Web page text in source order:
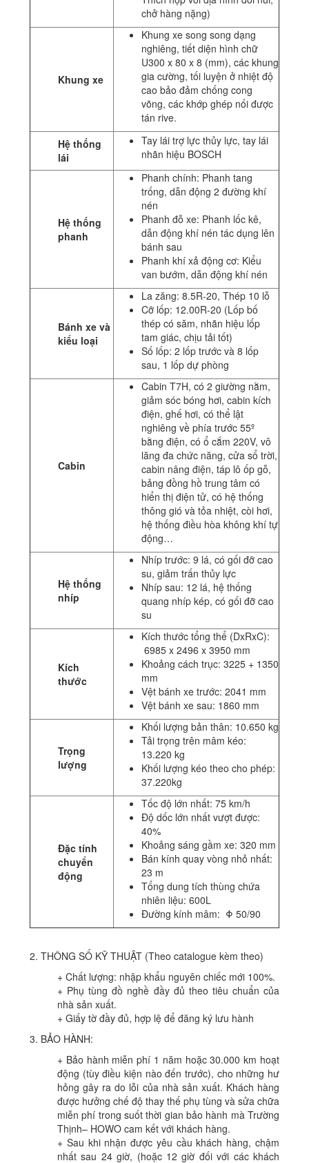
chở hàng nặng)
Khung xe
Khung xe song song dạng
nghiêng, tiết diện hình chữ
U300 x 80 x 8 (mm), các khung
gia cường, tối luyện ở nhiệt độ
cao bảo đảm chống cong
võng, các khớp ghép nối được
tán rive.
Hệ thống
lái
Tay lái trợ lực thủy lực, tay lái
nhãn hiệu BOSCH
Hệ thống
phanh
Phanh chính: Phanh tang
trống, dẫn động 2 đường khí
nén
Phanh đỗ xe: Phanh lốc kê,
dẫn động khí nén tác dụng lên
bánh sau
Phanh khí xả động cơ: Kiểu
van bướm, dẫn động khí nén
Bánh xe và
kiểu loại
La zăng: 8.5R-20, Thép 10 lỗ
Cỡ lốp: 12.00R-20 (Lốp bố
thép có săm, nhãn hiệu lốp
tam giác, chịu tải tốt)
Số lốp: 2 lốp trước và 8 lốp
sau, 1 lốp dự phòng
Cabin
Cabin T7H, có 2 giường nằm,
giảm sóc bóng hơi, cabin kích
điện, ghế hơi, có thể lật
nghiêng về phía trước 55º
bằng điện, có ổ cắm 220V, vô
lăng đa chức năng, cửa sổ trời,
cabin nâng điện, táp lô ốp gỗ,
bảng đồng hồ trung tâm có
hiển thị điện tử, có hệ thống
thông gió và tỏa nhiệt, còi hơi,
hệ thống điều hòa không khí tự
động…
Hệ thống
nhíp
Nhíp trước: 9 lá, có gối đỡ cao
su, giảm trấn thủy lực
Nhíp sau: 12 lá, hệ thống
quang nhíp kép, có gối đỡ cao
su
Kích
thước
Kích thước tổng thể (DxRxC):
6985 x 2496 x 3950 mm
Khoảng cách trục: 3225 + 1350
mm
Vệt bánh xe trước: 2041 mm
Vệt bánh xe sau: 1860 mm
Trọng
lượng
Khối lượng bản thân: 10.650 kg
Tải trọng trên mâm kéo:
13.220 kg
Khối lượng kéo theo cho phép:
37.220kg
Đặc tính
chuyển
động
Tốc độ lớn nhất: 75 km/h
Độ dốc lớn nhất vượt được:
40%
Khoảng sáng gầm xe: 320 mm
Bán kính quay vòng nhỏ nhất:
23 m
Tổng dung tích thùng chứa
nhiên liệu: 600L
Đường kính mâm: Φ 50/90
2. THÔNG SỐ KỸ THUẬT (Theo catalogue kèm theo)
+ Chất lượng: nhập khẩu nguyên chiếc mới 100%.
+ Phụ tùng đồ nghề đầy đủ theo tiêu chuẩn của
nhà sản xuất.
+ Giấy tờ đầy đủ, hợp lệ để đăng ký lưu hành
3. BẢO HÀNH:
+ Bảo hành miễn phí 1 năm hoặc 30.000 km hoạt
động (tùy điều kiện nào đến trước), cho những hư
hỏng gây ra do lỗi của nhà sản xuất. Khách hàng
được hưởng chế độ thay thế phụ tùng và sửa chữa
miễn phí trong suốt thời gian bảo hành mà Trường
Thịnh– HOWO cam kết với khách hàng.
+ Sau khi nhận được yêu cầu khách hàng, chậm
nhất sau 24 giờ, (hoặc 12 giờ đối với các khách